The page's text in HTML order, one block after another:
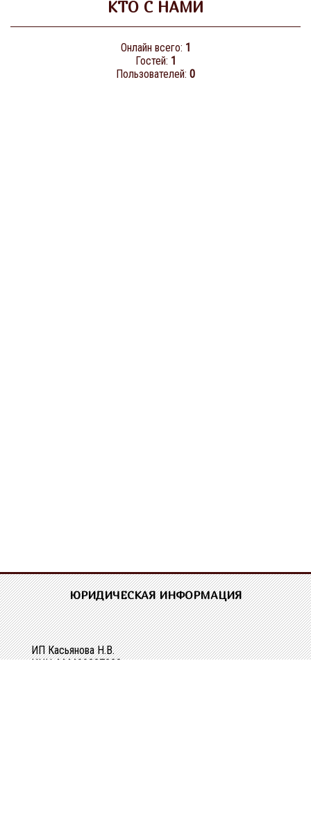
КТО С НАМИ
Онлайн всего: 1
Гостей: 1
Пользователей: 0
ЮРИДИЧЕСКАЯ ИНФОРМАЦИЯ
ИП Касьянова Н.В.
ИНН 444400337228